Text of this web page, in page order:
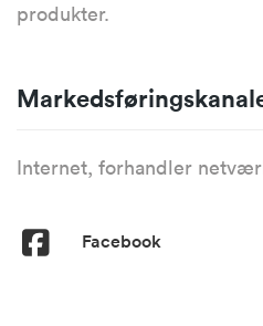
produkter.
Internet, forhandler
Facebook